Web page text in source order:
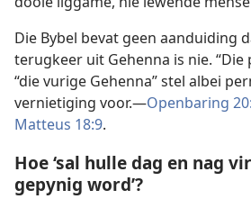
Die Bybel bevat geen aanduiding
terugkeer uit Gehenna is nie. “Die
“die vurige Gehenna” stel albei
vernietiging voor.—Openbaring
Matteus 18:9.
Hoe ‘sal hulle dag en nag
gepynig word’?